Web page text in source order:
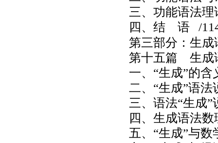
三、功能语法
四、结 语 /
第三部分：生
第十五篇 生成
一、“生成”的含
二、“生成”语法
三、语法“生成”
四、生成语法
五、“生成”与数